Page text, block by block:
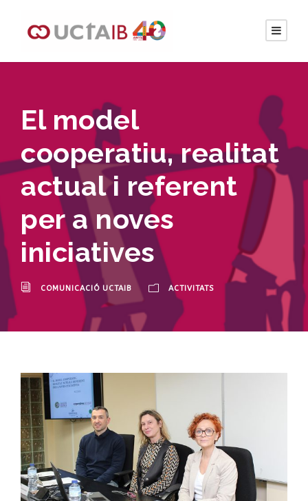
El model
cooperatiu, realitat
actual i referent
per a noves
iniciatives
COMUNICACIÓ UCTAIB ACTIVITATS